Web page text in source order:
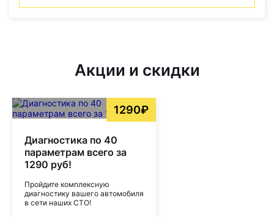
Акции и скидки
1290₽
Диагностика по 40
параметрам всего за
1290 руб!
Пройдите комплексную
диагностику вашего автомобиля
в сети наших СТО!